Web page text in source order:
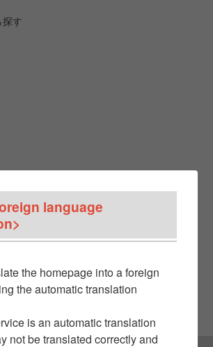
探す
探す
象から探す
language
the homepage into a foreign
the automatic translation
is an automatic translation
not be translated correctly and